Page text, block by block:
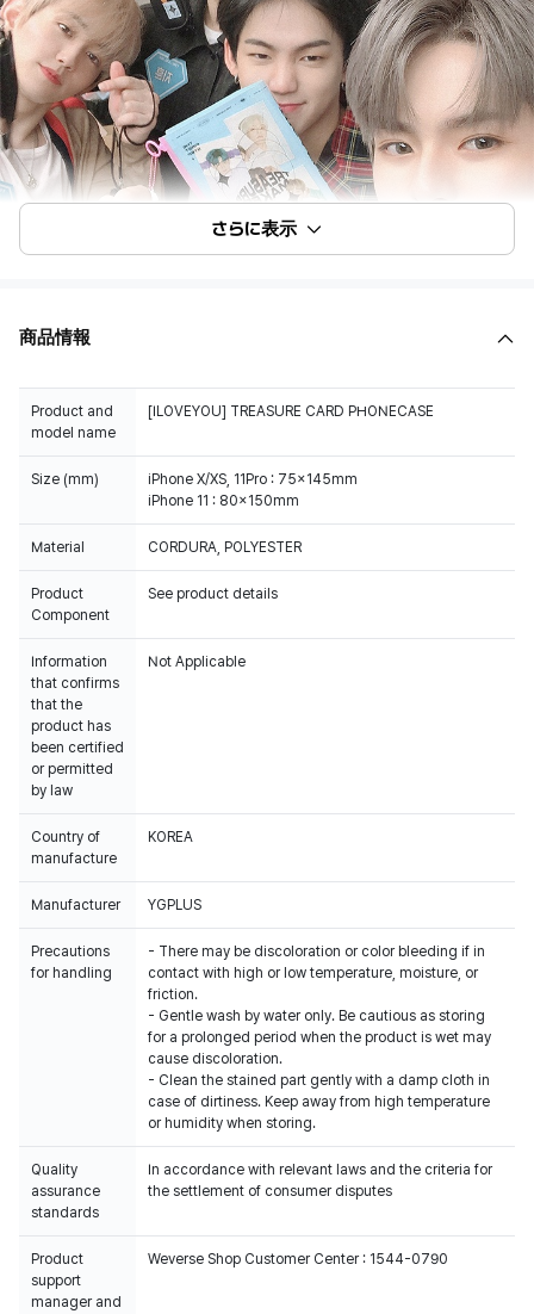
さらに表示
商品情報
Product and
model name
[ILOVEYOU] TREASURE CARD PHONECASE
Size (mm)
iPhone X/XS, 11Pro : 75x145mm
iPhone 11 : 80x150mm
Material CORDURA, POLYESTER
Product
Component
See product details
Information
that confirms
that the
product has
been certified
or permitted
by law
Not Applicable
Country of
manufacture
KOREA
Manufacturer YGPLUS
Precautions
for handling
- There may be discoloration or color bleeding if in
contact with high or low temperature, moisture, or
friction.
- Gentle wash by water only. Be cautious as storing
for a prolonged period when the product is wet may
cause discoloration.
- Clean the stained part gently with a damp cloth in
case of dirtiness. Keep away from high temperature
or humidity when storing.
Quality
assurance
standards
In accordance with relevant laws and the criteria for
the settlement of consumer disputes
Product
support
manager and
Weverse Shop Customer Center : 1544-0790